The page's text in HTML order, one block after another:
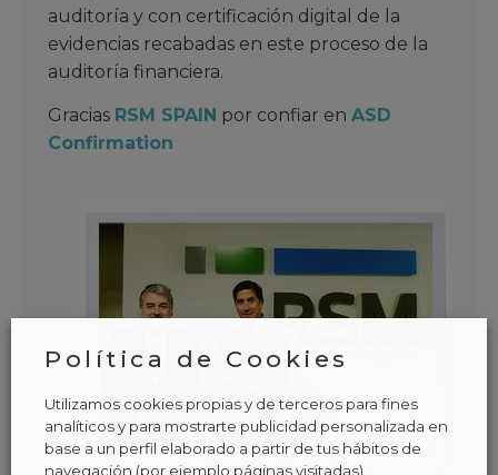
auditoría y con certificación digital de la
evidencias recabadas en este proceso de la
auditoría financiera.
Gracias RSM SPAIN por confiar en ASD
Confirmation
Política de Cookies
Utilizamos cookies propias y de terceros para fines
analíticos y para mostrarte publicidad personalizada en
base a un perfil elaborado a partir de tus hábitos de
navegación (por ejemplo páginas visitadas).